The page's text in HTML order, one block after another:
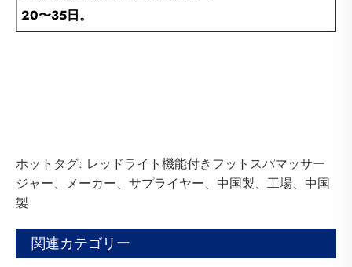
20〜35日。
ホットタグ: レッドライト機能付きフットスパマッサー
ジャー、メーカー、サプライヤー、中国製、工場、中国
製
関連カテゴリー